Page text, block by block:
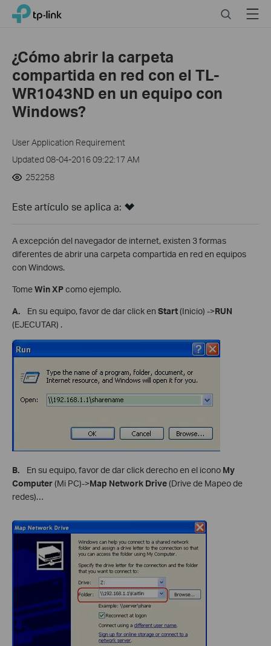
Click
navigation
TP-Link, Reliably Smart SearchMenu
¿Cómo abrir la carpeta
compartida en red con el TL-
WR1043ND en un equipo con
Windows?
User Application Requirement
Updated 08-04-2016 09:22:17 AM
252258
Este artículo se aplica a:
A excepción del navegador de internet, existen 3 formas
diferentes de abrir una carpeta compartida en red en equipos
con Windows.
TomeWin XPcomo ejemplo.
A. En su equipo, favor de dar click en Start(Inicio) ->RUN
(EJECUTAR) .
B. En su equipo, favor de dar click derecho en el icono My
Computer(Mi PC)->Map Network Drive(Drive de Mapeo de
redes)…